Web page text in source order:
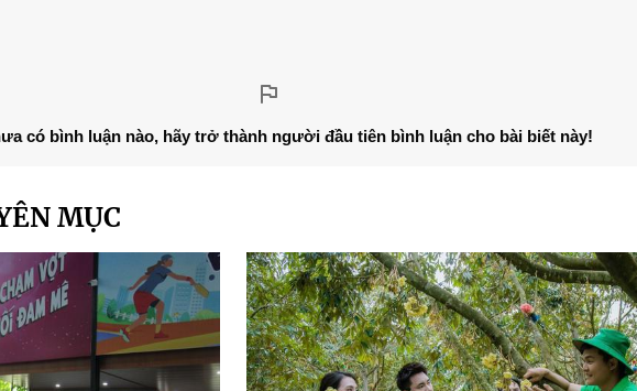
có bình luận nào, hãy trở thành người đầu tiên bình luận cho bài biết này!
MỤC